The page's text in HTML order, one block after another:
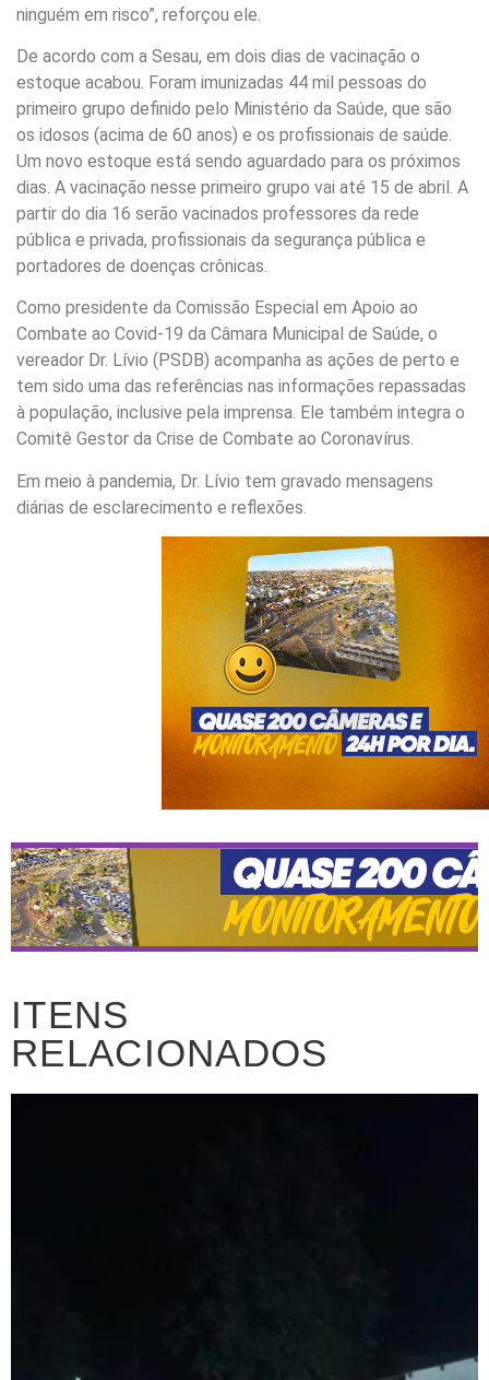
ninguém em risco”, reforçou ele.
De acordo com a Sesau, em dois dias de vacinação o
estoque acabou. Foram imunizadas 44 mil pessoas do
primeiro grupo definido pelo Ministério da Saúde, que são
os idosos (acima de 60 anos) e os profissionais de saúde.
Um novo estoque está sendo aguardado para os próximos
dias. A vacinação nesse primeiro grupo vai até 15 de abril. A
partir do dia 16 serão vacinados professores da rede
pública e privada, profissionais da segurança pública e
portadores de doenças crônicas.
Como presidente da Comissão Especial em Apoio ao
Combate ao Covid-19 da Câmara Municipal de Saúde, o
vereador Dr. Lívio (PSDB) acompanha as ações de perto e
tem sido uma das referências nas informações repassadas
à população, inclusive pela imprensa. Ele também integra o
Comitê Gestor da Crise de Combate ao Coronavírus.
Em meio à pandemia, Dr. Lívio tem gravado mensagens
diárias de esclarecimento e reflexões.
ITENS
RELACIONADOS